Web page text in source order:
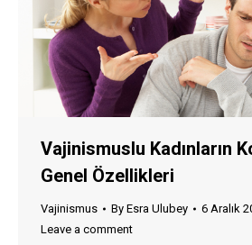
Vajinismuslu Kadınların
Genel Özellikleri
Vajinismus By Esra Ulubey
6 Aralık
Leave a comment